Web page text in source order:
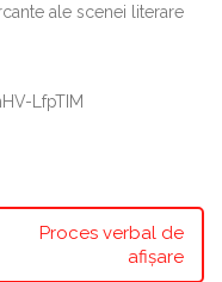
ale scenei literare
LfpTIM
Proces verbal de
afișare